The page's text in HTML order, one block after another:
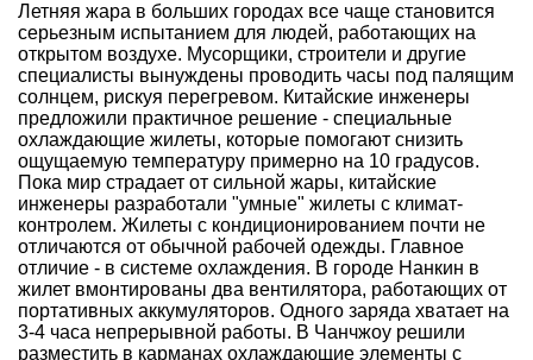
Летняя жара в больших городах все чаще становится
серьезным испытанием для людей, работающих на
открытом воздухе. Мусорщики, строители и другие
специалисты вынуждены проводить часы под палящим
солнцем, рискуя перегревом. Китайские инженеры
предложили практичное решение - специальные
охлаждающие жилеты, которые помогают снизить
ощущаемую температуру примерно на 10 градусов.
Пока мир страдает от сильной жары, китайские
инженеры разработали "умные" жилеты с климат-
контролем. Жилеты с кондиционированием почти не
отличаются от обычной рабочей одежды. Главное
отличие - в системе охлаждения. В городе Нанкин в
жилет вмонтированы два вентилятора, работающих от
портативных аккумуляторов. Одного заряда хватает на
3-4 часа непрерывной работы. В Чанчжоу решили
разместить в карманах охлаждающие элементы с